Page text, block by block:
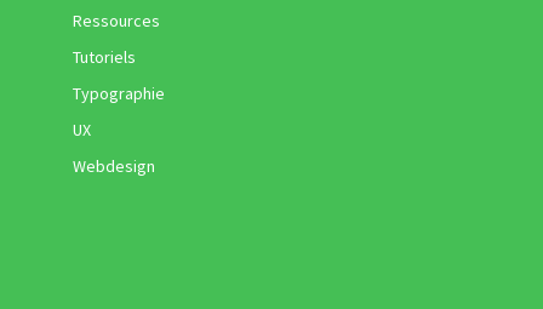
Ressources
Tutoriels
Typographie
UX
Webdesign